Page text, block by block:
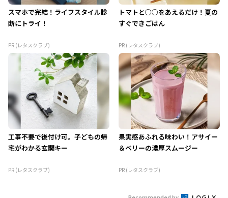
スマホで完結！ライフスタイル診
断にトライ！
PR (レタスクラブ)
トマトと○○をあえるだけ！夏の
すぐできごはん
PR (レタスクラブ)
工事不要で後付け可。子どもの帰
宅がわかる玄関キー
PR (レタスクラブ)
果実感あふれる味わい！アサイー
＆ベリーの濃厚スムージー
PR (レタスクラブ)